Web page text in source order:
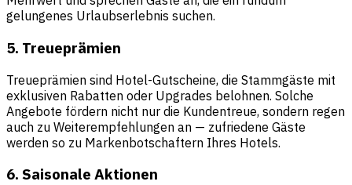
gelungenes Urlaubserlebnis suchen.
5. Treueprämien
Treueprämien sind Hotel-Gutscheine, die Stammgäste mit
exklusiven Rabatten oder Upgrades belohnen. Solche
Angebote fördern nicht nur die Kundentreue, sondern regen
auch zu Weiterempfehlungen an — zufriedene Gäste
werden so zu Markenbotschaftern Ihres Hotels.
6. Saisonale Aktionen